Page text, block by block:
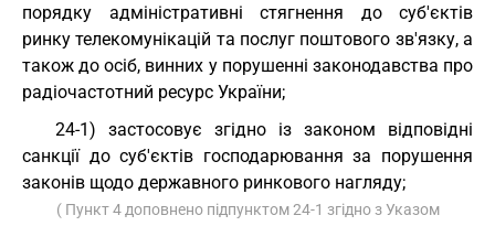
порядку адміністративні стягнення до суб'єктів
ринку телекомунікацій та послуг поштового зв'язку, а
також до осіб, винних у порушенні законодавства про
радіочастотний ресурс України;
24-1) застосовує згідно із законом відповідні
санкції до суб'єктів господарювання за порушення
законів щодо державного ринкового нагляду;
( Пункт 4 доповнено підпунктом 24-1 згідно з Указом